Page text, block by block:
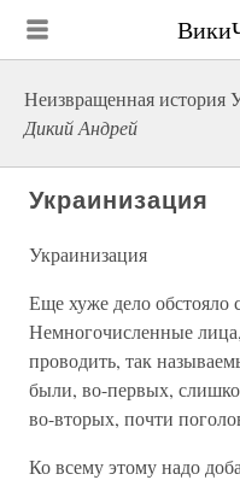
Неизвращенная
Дикий Андрей
Украинизация
Украинизация
Еще хуже дело обстояло
Немногочисленные
проводить, так
были, во-первых,
во-вторых, почти
Ко всему этому надо